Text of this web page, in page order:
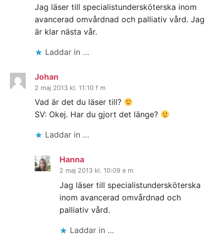
Jag läser till specialistundersköterska inom
avancerad omvårdnad och palliativ vård. Jag
är klar nästa vår.
Laddar in …
Johan
2 maj 2013 kl. 11:10 f m
Vad är det du läser till?
SV: Okej. Har du gjort det länge?
Laddar in …
Hanna
2 maj 2013 kl. 10:09 e m
Jag läser till specialistundersköterska
inom avancerad omvårdnad och
palliativ vård.
Laddar in …